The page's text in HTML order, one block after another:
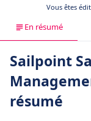
Vous êtes
En résumé
Sailpoint
résumé